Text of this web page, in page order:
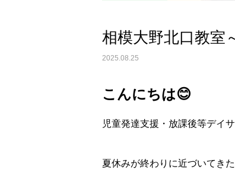
相模大野北口教室
2025.08.25
こんにちは😊
児童発達支援・放課後等デイ
夏休みが終わりに近づいてき